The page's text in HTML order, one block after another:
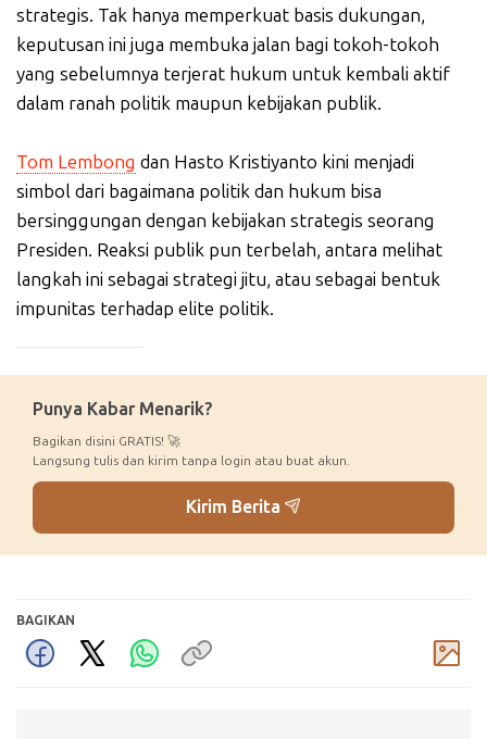
strategis. Tak hanya memperkuat basis dukungan,
keputusan ini juga membuka jalan bagi tokoh-tokoh
yang sebelumnya terjerat hukum untuk kembali aktif
dalam ranah politik maupun kebijakan publik.
Tom Lembong dan Hasto Kristiyanto kini menjadi
simbol dari bagaimana politik dan hukum bisa
bersinggungan dengan kebijakan strategis seorang
Presiden. Reaksi publik pun terbelah, antara melihat
langkah ini sebagai strategi jitu, atau sebagai bentuk
impunitas terhadap elite politik.
Punya Kabar Menarik?
Bagikan disini GRATIS! 🚀
Langsung tulis dan kirim tanpa login atau buat akun.
Kirim Berita
BAGIKAN